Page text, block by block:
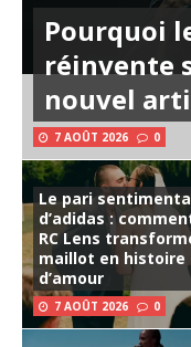
Pourquoi
réinvente
nouvel
7 AOÛT 2026 0
Le pari
d’adidas :
RC Lens
maillot en histoire
d’amour
7 AOÛT 2026 0